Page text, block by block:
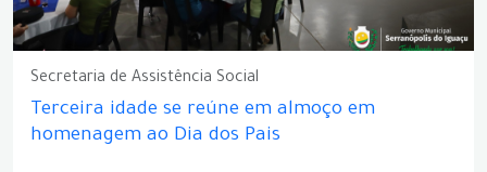
Secretaria de Assistência Social
Terceira idade se reúne em almoço em
homenagem ao Dia dos Pais